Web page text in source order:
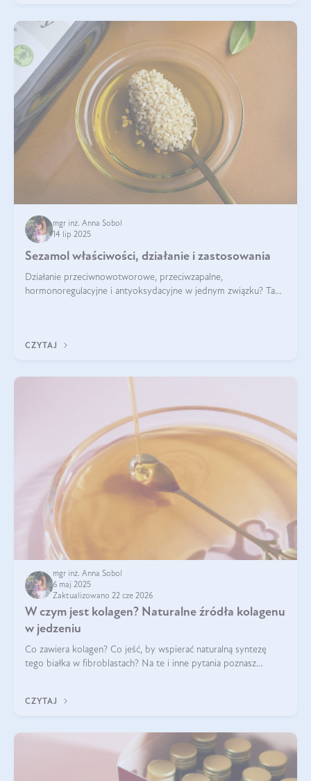
mgr inż. Anna Sobol
14 lip 2025
Sezamol właściwości, działanie i zastosowania
Działanie przeciwnowotworowe, przeciwzapalne,
hormonoregulacyjne i antyoksydacyjne w jednym związku? Tak
CZYTAJ
mgr inż. Anna Sobol
6 maj 2025
Zaktualizowano 22 cze 2026
W czym jest kolagen? Naturalne źródła kolagenu
w jedzeniu
Co zawiera kolagen? Co jeść, by wspierać naturalną syntezę
tego białka w fibroblastach? Na te i inne pytania poznasz
CZYTAJ